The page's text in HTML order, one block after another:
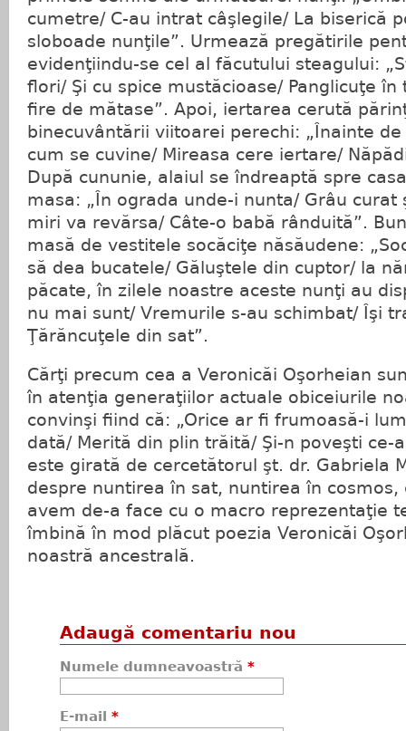
cumetre/ C-au intrat câşlegile/ La biserică
sloboade nunţile”. Urmează pregătirile
evidenţiindu-se cel al făcutului steagului:
flori/ Şi cu spice mustăcioase/ Panglicuţe în
fire de mătase”. Apoi, iertarea cerută
binecuvântării viitoarei perechi: „Înainte
cum se cuvine/ Mireasa cere iertare/
După cununie, alaiul se îndreaptă spre
masa: „În ograda unde-i nunta/ Grâu curat
miri va revărsa/ Câte-o babă rânduită”.
masă de vestitele socăciţe năsăudene:
să dea bucatele/ Găluştele din cuptor/ la
păcate, în zilele noastre aceste nunţi au
nu mai sunt/ Vremurile s-au schimbat/ Îşi
Ţărăncuţele din sat”.
Cărţi precum cea a Veronicăi Oşorheian
în atenţia generaţiilor actuale obiceiurile
convinşi fiind că: „Orice ar fi frumoasă-i
dată/ Merită din plin trăită/ Şi-n poveşti ce-
este girată de cercetătorul şt. dr. Gabriela
despre nuntirea în sat, nuntirea în cosmos,
avem de-a face cu o macro reprezentaţie
îmbină în mod plăcut poezia Veronicăi
noastră ancestrală.
Adaugă comentariu nou
Numele dumneavoastră *
E-mail *